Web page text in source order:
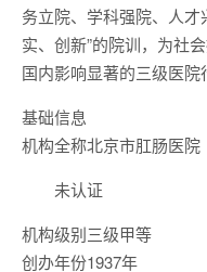
务立院、学科强院、人才
实、创新”的院训，为社
国内影响显著的三级医院
基础信息
机构全称北京市肛肠医院
未认证
机构级别三级甲等
创办年份1937年